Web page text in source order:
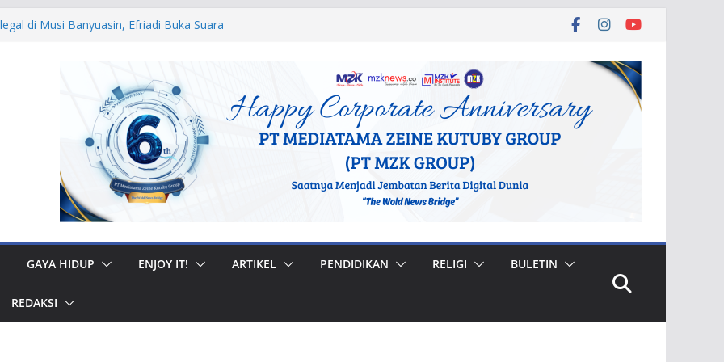
di Musi Banyuasin, Efriadi Buka Suara
Rumah di Gunung Kerinci, Anggota
Pastikan Bantuan Tepat Sasaran
RW, Bupati Bursah Zarnubi Inisiasi
di Kota Lahat
Muhidi Ajak Masyarakat Bangun
untuk Jaga Ketertiban Sosial
GAYA HIDUP ENJOY IT! ARTIKEL PENDIDIKAN RELIGI BULETIN
REDAKSI